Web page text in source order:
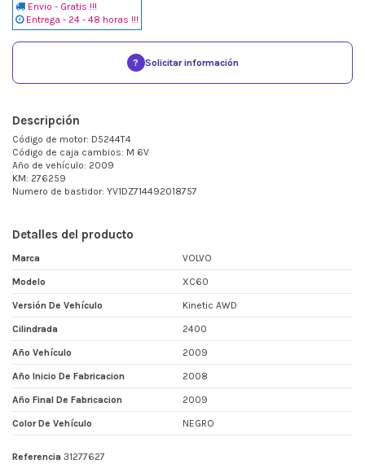
Envio - Gratis !!!
Entrega - 24 - 48 horas !!!
? Solicitar información
Descripción
Código de motor: D5244T4
Código de caja cambios: M 6V
Año de vehículo: 2009
KM: 276259
Numero de bastidor: YV1DZ714492018757
Detalles del producto
Marca VOLVO
Modelo XC60
Versión De Vehículo Kinetic AWD
Cilindrada 2400
Año Vehículo 2009
Año Inicio De Fabricacion 2008
Año Final De Fabricacion 2009
Color De Vehículo NEGRO
Referencia 31277627